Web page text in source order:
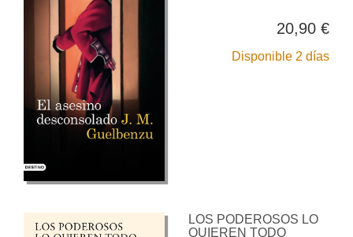
20,90 €
Disponible 2 días
LOS PODEROSOS LO
QUIEREN TODO